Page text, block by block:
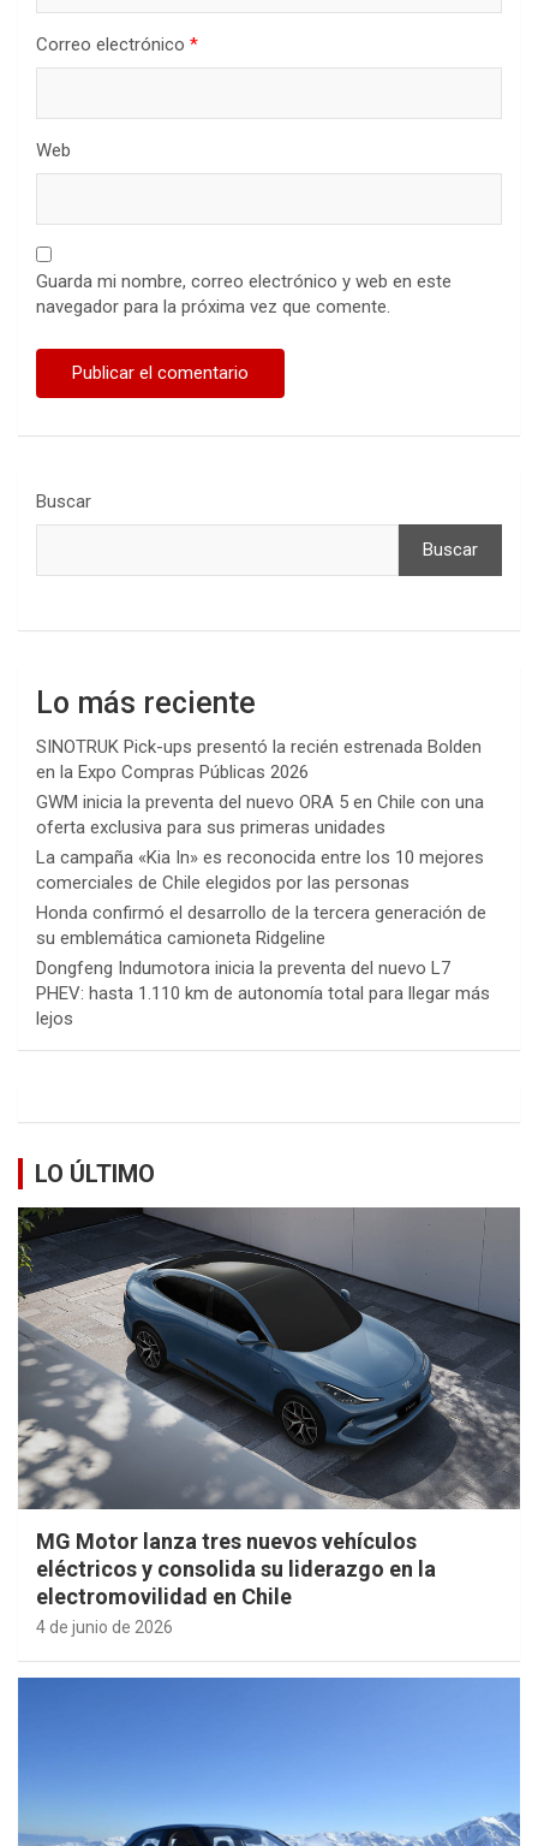
Correo electrónico *
Web
Guarda mi nombre, correo electrónico y web en este
navegador para la próxima vez que comente.
Buscar
Buscar
Lo más reciente
SINOTRUK Pick-ups presentó la recién estrenada Bolden
en la Expo Compras Públicas 2026
GWM inicia la preventa del nuevo ORA 5 en Chile con una
oferta exclusiva para sus primeras unidades
La campaña «Kia In» es reconocida entre los 10 mejores
comerciales de Chile elegidos por las personas
Honda confirmó el desarrollo de la tercera generación de
su emblemática camioneta Ridgeline
Dongfeng Indumotora inicia la preventa del nuevo L7
PHEV: hasta 1.110 km de autonomía total para llegar más
lejos
LO ÚLTIMO
MG Motor lanza tres nuevos vehículos
eléctricos y consolida su liderazgo en la
electromovilidad en Chile
4 de junio de 2026